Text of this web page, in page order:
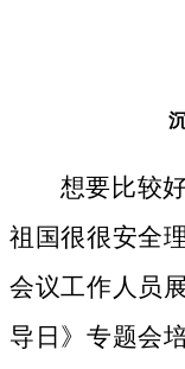
想要比较
祖国很很安全
会议工作人员
导日》专题会